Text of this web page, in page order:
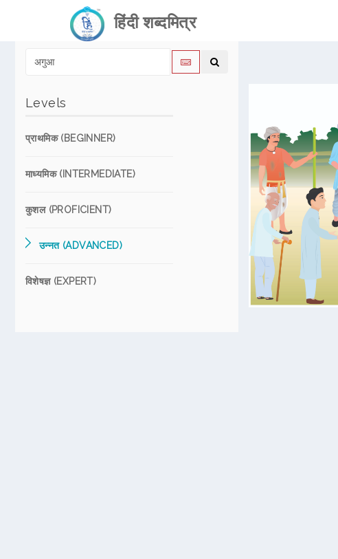
हिंदी शब्दमित्र
Levels
प्राथमिक (BEGINNER)
माध्यमिक (INTERMEDIATE)
कुशल (PROFICIENT)
उन्नत (ADVANCED)
विशेषज्ञ (EXPERT)